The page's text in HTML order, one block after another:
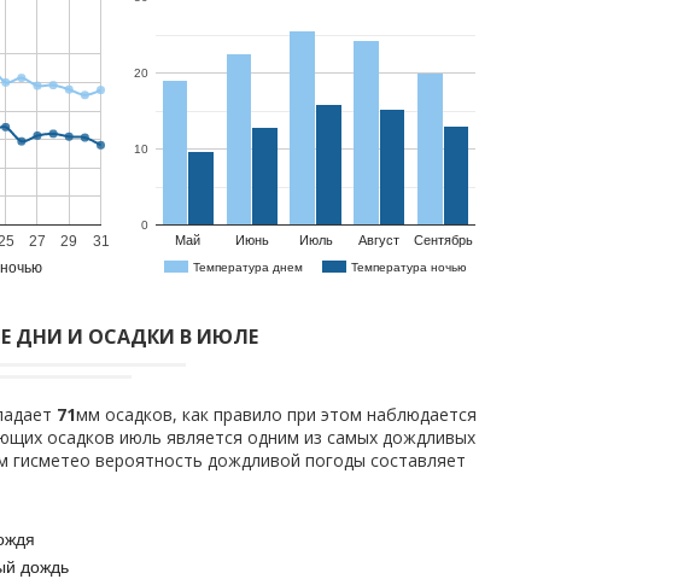
27 29 31
Температура днем Температура ночью
Май Июнь Июль Август Сентябрь
0
10
20
ДНИ И ОСАДКИ В ИЮЛЕ
71мм осадков, как правило при этом наблюдается
осадков июль является одним из самых дождливых
вероятность дождливой погоды составляет
дождь